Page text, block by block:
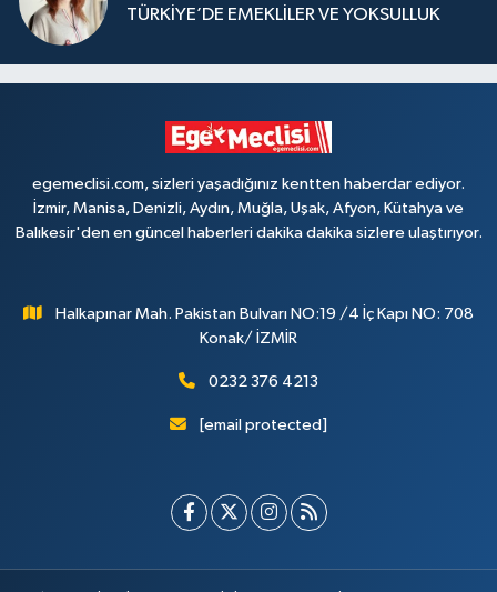
TÜRKİYE’DE EMEKLİLER VE YOKSULLUK
egemeclisi.com, sizleri yaşadığınız kentten haberdar ediyor.
İzmir, Manisa, Denizli, Aydın, Muğla, Uşak, Afyon, Kütahya ve
Balıkesir'den en güncel haberleri dakika dakika sizlere ulaştırıyor.
Halkapınar Mah. Pakistan Bulvarı NO:19 /4 İç Kapı NO: 708
Konak/ İZMİR
0232 376 4213
[email protected]